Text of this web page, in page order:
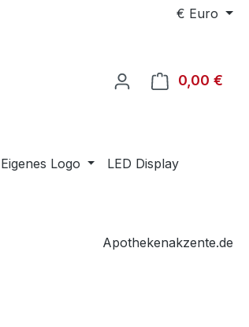
€ Euro
0,00 €
Eigenes Logo LED Display
Apothekenakzente.de